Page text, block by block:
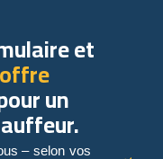
et
un
– selon vos